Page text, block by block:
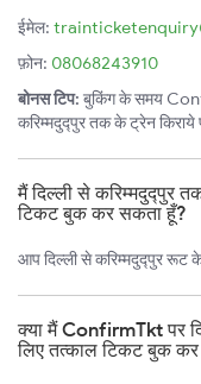
ईमेल:
फ़ोन: 08068243910
बोनस टिप: बुकिंग के समय
करिम्मदुद्पुर तक के ट्रेन किराये
मैं दिल्ली से करिम्मदुद्पुर
टिकट बुक कर सकता हूँ?
आप दिल्ली से करिम्मदुद्पुर
क्या मैं ConfirmTkt पर
लिए तत्काल टिकट बुक